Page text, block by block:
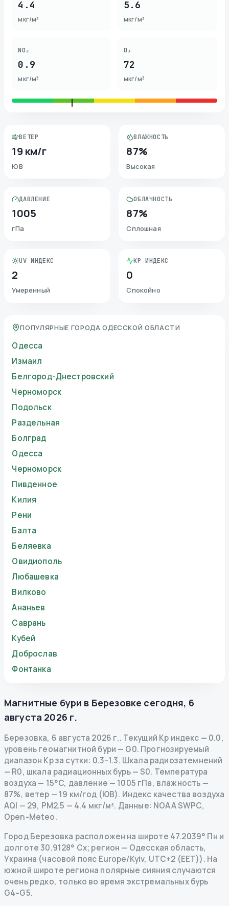
4.4
мкг/м³
5.6
мкг/м³
NO₂
0.9
мкг/м³
O₃
72
мкг/м³
ВЕТЕР
19 км/г
ЮВ
ВЛАЖНОСТЬ
87%
Высокая
ДАВЛЕНИЕ
1005
гПа
ОБЛАЧНОСТЬ
87%
Сплошная
UV ИНДЕКС
2
Умеренный
KP ИНДЕКС
0
Спокойно
ПОПУЛЯРНЫЕ ГОРОДА ОДЕССКОЙ ОБЛАСТИ
Одесса
Измаил
Белгород-Днестровский
Черноморск
Подольск
Раздельная
Болград
Одесса
Черноморск
Пивденное
Килия
Рени
Балта
Беляевка
Овидиополь
Любашевка
Вилково
Ананьев
Саврань
Кубей
Доброслав
Фонтанка
Магнитные бури в Березовке сегодня, 6
августа 2026 г.
Березовка, 6 августа 2026 г.. Текущий Kp индекс — 0.0,
уровень геомагнитной бури — G0. Прогнозируемый
диапазон Kp за сутки: 0.3–1.3. Шкала радиозатемнений
— R0, шкала радиационных бурь— S0. Температура
воздуха — 15°C, давление — 1005 гПа, влажность —
87%, ветер — 19 км/год (ЮВ). Индекс качества воздуха
AQI — 29, PM2.5 — 4.4 мкг/м³. Данные: NOAA SWPC,
Open-Meteo.
Город Березовка расположен на широте 47.2039° Пн и
долготе 30.9128° Сх; регион — Одесская область,
Украина (часовой пояс Europe/Kyiv, UTC+2 (EET)). На
южной широте региона полярные сияния случаются
очень редко, только во время экстремальных бурь
G4–G5.